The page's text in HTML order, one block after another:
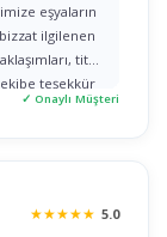
eşyaların
ilgilenen
titiz
teşekkür
✓ Onaylı Müşteri
★★★★★ 5.0